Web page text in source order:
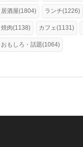
居酒屋(1804) ランチ(1226)
焼肉(1138) カフェ(1131)
おもしろ・話題(1064)